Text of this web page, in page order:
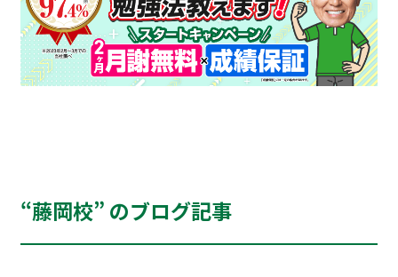
“藤岡校” のブログ記事